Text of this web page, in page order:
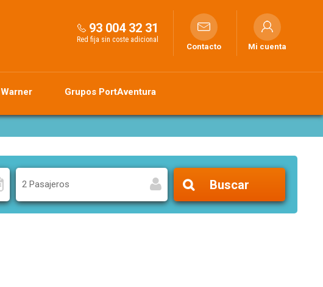
93 004 32 31
Red fija sin coste adicional
Contacto Mi cuenta
Warner Grupos PortAventura
2 Pasajeros Buscar